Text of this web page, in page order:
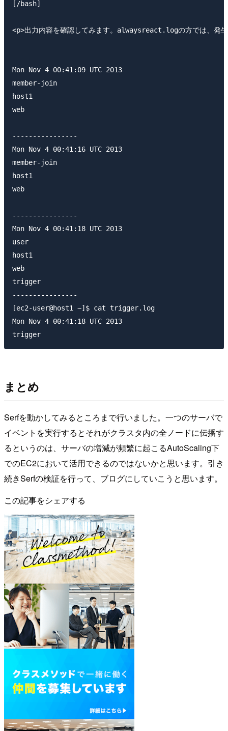
[/bash]
<p>出力内容を確認してみます。alwaysreact.logの方では、発
Mon Nov 4 00:41:09 UTC 2013
member-join
host1
web
----------------
Mon Nov 4 00:41:16 UTC 2013
member-join
host1
web
----------------
Mon Nov 4 00:41:18 UTC 2013
user
host1
web
trigger
----------------
[ec2-user@host1 ~]$ cat trigger.log
Mon Nov 4 00:41:18 UTC 2013
まとめ
Serfを動かしてみるところまで行いました。一つのサーバで
イベントを実行するとそれがクラスタ内の全ノードに伝播す
るというのは、サーバの増減が頻繁に起こるAutoScaling下
でのEC2において活用できるのではないかと思います。引き
続きSerfの検証を行って、ブログにしていこうと思います。
この記事をシェアする